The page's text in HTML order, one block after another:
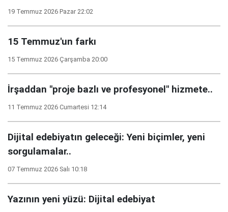
19 Temmuz 2026 Pazar 22:02
15 Temmuz'un farkı
15 Temmuz 2026 Çarşamba 20:00
İrşaddan "proje bazlı ve profesyonel" hizmete..
11 Temmuz 2026 Cumartesi 12:14
Dijital edebiyatın geleceği: Yeni biçimler, yeni
sorgulamalar..
07 Temmuz 2026 Salı 10:18
Yazının yeni yüzü: Dijital edebiyat